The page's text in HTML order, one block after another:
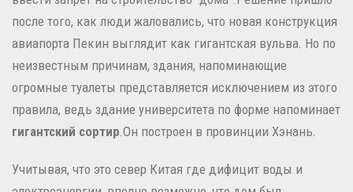
после того, как люди жаловались, что новая конструкция
авиапорта Пекин выглядит как гигантская вульва. Но по
неизвестным причинам, здания, напоминающие
огромные туалеты представляется исключением из этого
правила, ведь здание университета по форме напоминает
гигантский сортир.Он построен в провинции Хэнань.
Учитывая, что это север Китая где дифицит воды и